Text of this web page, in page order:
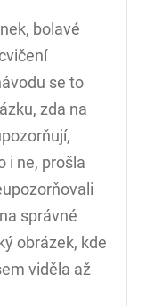
bolavé
se to
zda na
i ne, prošla
správné
obrázek, kde
viděla až